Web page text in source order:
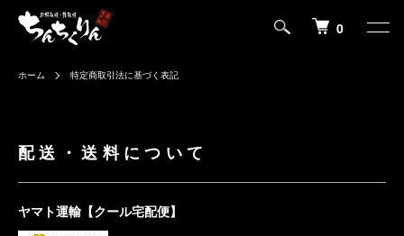
0
ホーム 特定商取引法に基づく表記
配送・送料について
ヤマト運輸【クール宅配便】